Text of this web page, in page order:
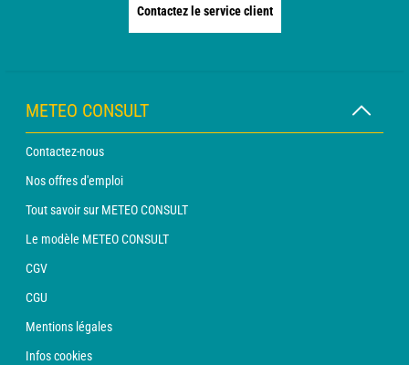
Contactez le service client
METEO CONSULT
Contactez-nous
Nos offres d'emploi
Tout savoir sur METEO CONSULT
Le modèle METEO CONSULT
CGV
CGU
Mentions légales
Infos cookies